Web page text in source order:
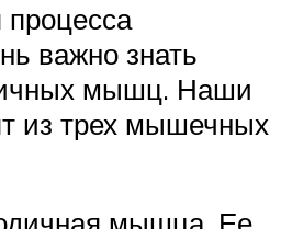
важно знать
мышц. Наши
из трех мышечных